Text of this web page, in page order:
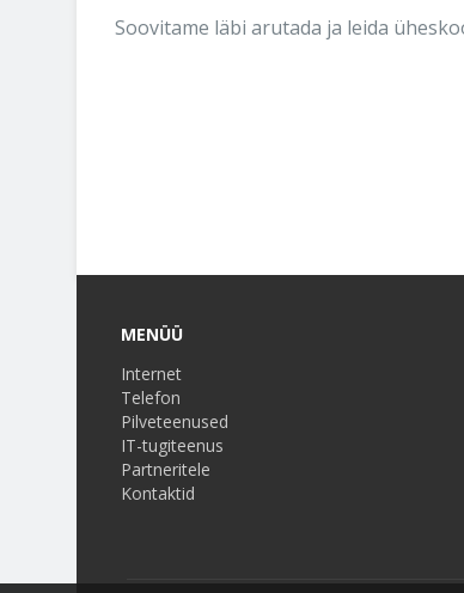
Soovitame läbi arutada ja leida
MENÜÜ
Internet
Telefon
Pilveteenused
IT-tugiteenus
Partneritele
Kontaktid